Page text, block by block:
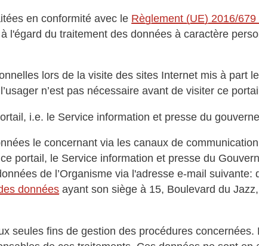
en conformité avec le Règlement (UE) 2016/
l'égard du traitement des données à caractère
lors de la visite des sites Internet mis à part
n’est pas nécessaire avant de visiter ce
i.e. le Service information et presse du
le concernant via les canaux de
portail, le Service information et presse du
de l’Organisme via l'adresse e-mail
données ayant son siège à 15, Boulevard du
seules fins de gestion des procédures